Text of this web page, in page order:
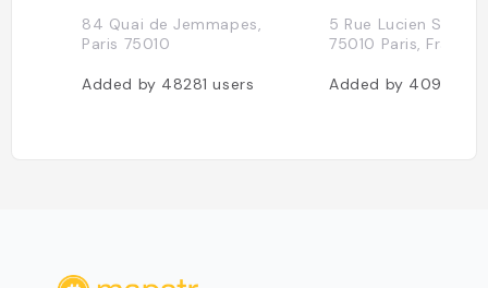
84 Quai de Jemmapes,
Paris 75010
Added by 48281users
5 Rue Lucien
75010 Paris, France
Added by 40935